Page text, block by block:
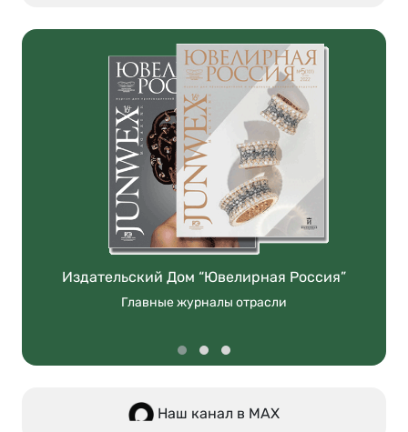
Издательский Дом “Ювелирная Россия”
Главные журналы отрасли
Наш канал в МАХ